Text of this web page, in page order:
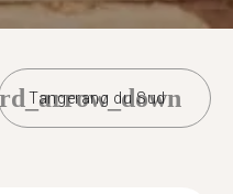
Tangerang du Sud